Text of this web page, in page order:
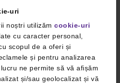
uri
noștri utilizăm cookie-uri
cu caracter personal,
scopul de a oferi și
și pentru analizarea
ne permite să vă afișăm
și/sau geolocalizat și vă